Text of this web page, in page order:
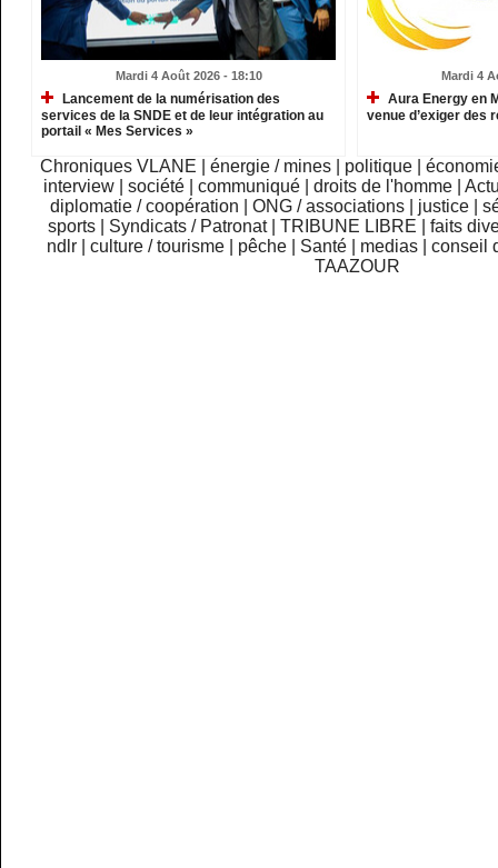
Mardi 4 Août 2026 - 18:10
Lancement de la numérisation des
services de la SNDE et de leur intégration au
portail « Mes Services »
Mardi 4
Aura Energy en
venue d’exiger des
Chroniques VLANE énergie / mines politique
interview
|société |communiqué |droits de l'homme |
diplomatie / coopération
ONG / associations justice
sports
Syndicats / Patronat TRIBUNE LIBRE
faits
ndlr
|culture / tourisme pêche Santé medias |conseil
TAAZOUR